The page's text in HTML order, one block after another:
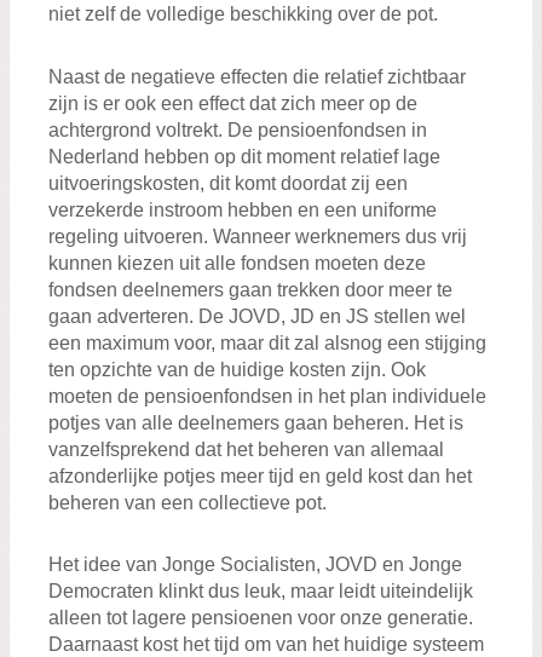
niet zelf de volledige beschikking over de pot.
Naast de negatieve effecten die relatief zichtbaar
zijn is er ook een effect dat zich meer op de
achtergrond voltrekt. De pensioenfondsen in
Nederland hebben op dit moment relatief lage
uitvoeringskosten, dit komt doordat zij een
verzekerde instroom hebben en een uniforme
regeling uitvoeren. Wanneer werknemers dus vrij
kunnen kiezen uit alle fondsen moeten deze
fondsen deelnemers gaan trekken door meer te
gaan adverteren. De JOVD, JD en JS stellen wel
een maximum voor, maar dit zal alsnog een stijging
ten opzichte van de huidige kosten zijn. Ook
moeten de pensioenfondsen in het plan individuele
potjes van alle deelnemers gaan beheren. Het is
vanzelfsprekend dat het beheren van allemaal
afzonderlijke potjes meer tijd en geld kost dan het
beheren van een collectieve pot.
Het idee van Jonge Socialisten, JOVD en Jonge
Democraten klinkt dus leuk, maar leidt uiteindelijk
alleen tot lagere pensioenen voor onze generatie.
Daarnaast kost het tijd om van het huidige systeem